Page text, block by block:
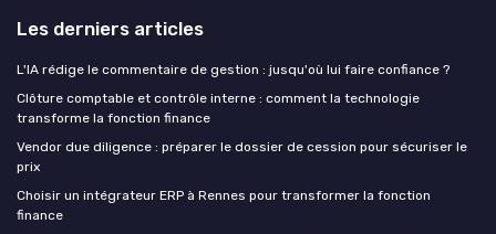
Les derniers articles
L'IA rédige le commentaire de gestion : jusqu'où lui faire confiance ?
Clôture comptable et contrôle interne : comment la technologie
transforme la fonction finance
Vendor due diligence : préparer le dossier de cession pour sécuriser le
prix
Choisir un intégrateur ERP à Rennes pour transformer la fonction
finance